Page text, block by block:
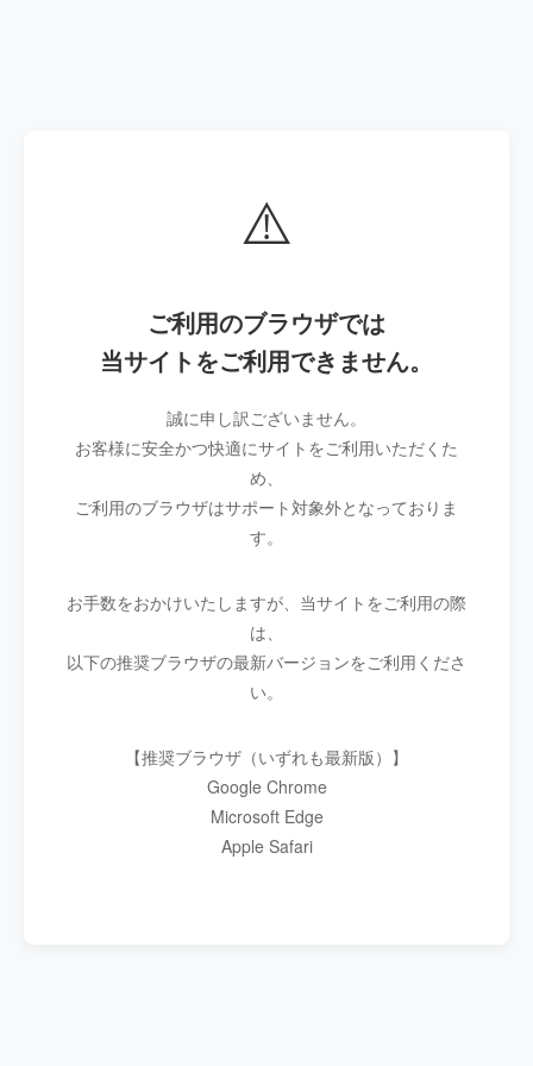
⚠️
ご利用のブラウザでは
当サイトをご利用できません。
誠に申し訳ございません。
お客様に安全かつ快適にサイトをご利用いただくた
め、
ご利用のブラウザはサポート対象外となっておりま
す。
お手数をおかけいたしますが、当サイトをご利用の際
は、
以下の推奨ブラウザの最新バージョンをご利用くださ
い。
【推奨ブラウザ（いずれも最新版）】
Google Chrome
Microsoft Edge
Apple Safari